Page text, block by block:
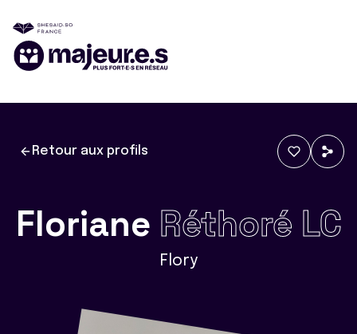
Retour aux profils
Floriane Réthoré LC
Flory